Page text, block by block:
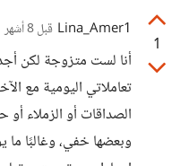
1
Lina_Amer1 قبل 8 أشهر
أنا لست متزوجة لكن
تعاملاتي اليومية مع
الصداقات أو الزملاء
وبعضها خفي، وغالبًا